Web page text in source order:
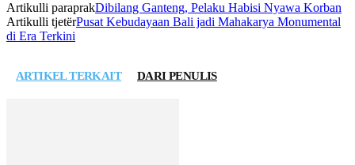
Artikulli paraprakDibilang Ganteng, Pelaku Habisi Nyawa Korban
Artikulli tjetërPusat Kebudayaan Bali jadi Mahakarya Monumental
di Era Terkini
ARTIKEL TERKAIT DARI PENULIS